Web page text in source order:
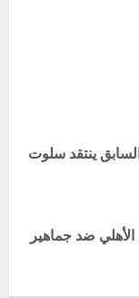
ينتقد سلوت
ضد جماهير